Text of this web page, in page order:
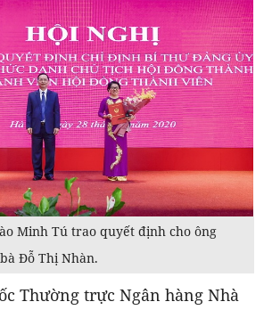
Minh Tú trao quyết định cho ông
Đỗ Thị Nhàn.
Thường trực Ngân hàng Nhà